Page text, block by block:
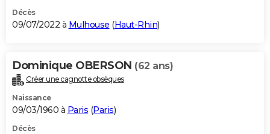
Décès
09/07/2022 à Mulhouse (Haut-Rhin)
Dominique OBERSON (62 ans)
Créer une cagnotte obsèques
Naissance
09/03/1960 à Paris (Paris)
Décès